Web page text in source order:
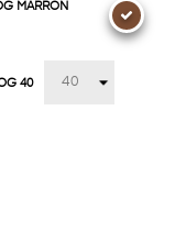
MARRON
40